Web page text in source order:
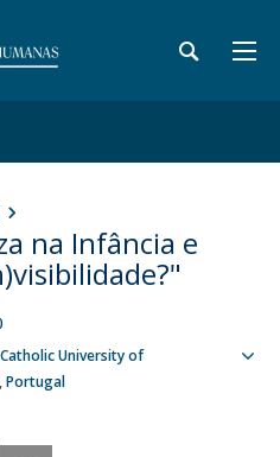
na Infância e
University of
Portugal